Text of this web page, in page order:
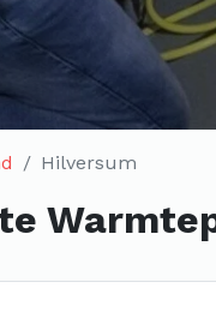
Hilversum